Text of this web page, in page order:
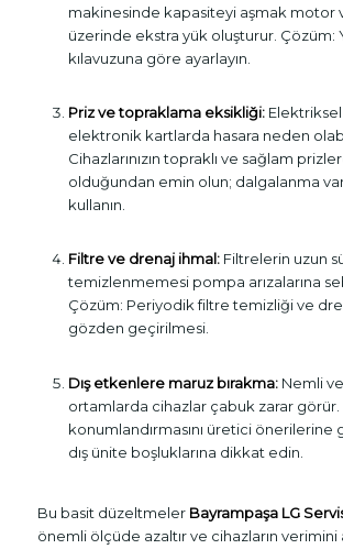
makinesinde kapasiteyi aşmak motor
üzerinde ekstra yük oluşturur. Çözüm:
kılavuzuna göre ayarlayın.
Priz ve topraklama eksikliği:Elektriksel
elektronik kartlarda hasara neden
Cihazlarınızın topraklı ve sağlam
olduğundan emin olun; dalgalanma
kullanın.
Filtre ve drenaj ihmal:Filtrelerin uzun
temizlenmemesi pompa arızalarına
Çözüm: Periyodik filtre temizliği ve
gözden geçirilmesi.
Dış etkenlere maruz bırakma:Nemli
ortamlarda cihazlar çabuk zarar görür.
konumlandırmasını üretici önerilerine
dış ünite boşluklarına dikkat edin.
Bu basit düzeltmeler Bayrampaşa LG
önemli ölçüde azaltır ve cihazların verimini